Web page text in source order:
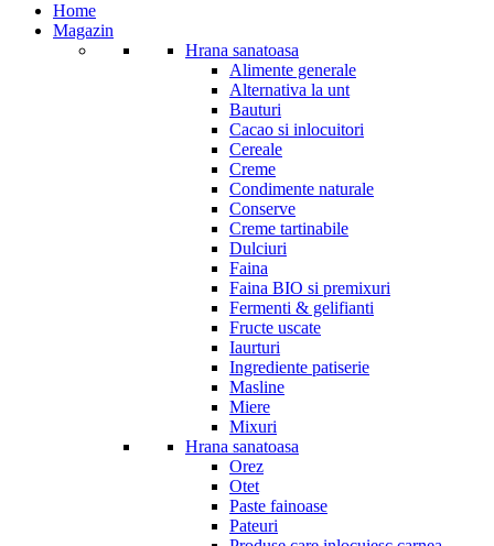
Home
Magazin
Hrana sanatoasa
Alimente generale
Alternativa la unt
Bauturi
Cacao si inlocuitori
Cereale
Creme
Condimente naturale
Conserve
Creme tartinabile
Dulciuri
Faina
Faina BIO si premixuri
Fermenti & gelifianti
Fructe uscate
Iaurturi
Ingrediente patiserie
Masline
Miere
Mixuri
Hrana sanatoasa
Orez
Otet
Paste fainoase
Pateuri